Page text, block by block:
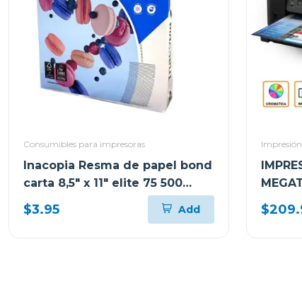
Consumibles para impresoras
Inacopia Resma de papel bond
carta 8,5" x 11" elite 75 500
hojas 20 lb
$3.95 Add
Impresión